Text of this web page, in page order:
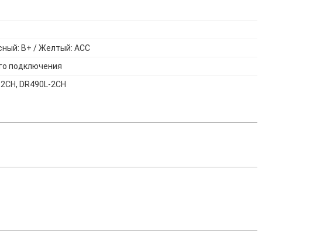
B+ / Желтый: ACC
подключения
DR490L-2CH